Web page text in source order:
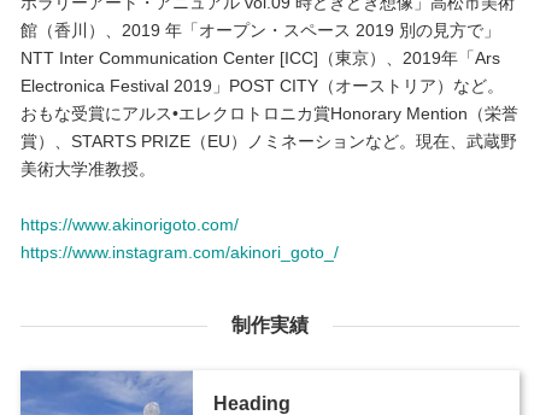
館（香川）、2019 年「オープン・スペース 2019 別の見方で」
NTT Inter Communication Center [ICC]（東京）、2019年「Ars
Electronica Festival 2019」POST CITY（オーストリア）など。
おもな受賞にアルス•エレクロトロニカ賞Honorary Mention（栄誉
賞）、STARTS PRIZE（EU）ノミネーションなど。現在、武蔵野
美術大学准教授。
https://www.akinorigoto.com/
https://www.instagram.com/akinori_goto_/
制作実績
Heading